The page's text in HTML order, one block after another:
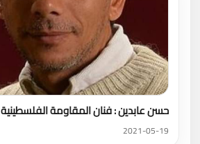
حسن عابدين : فنان المقاومة الفلسطينية
2021-05-19